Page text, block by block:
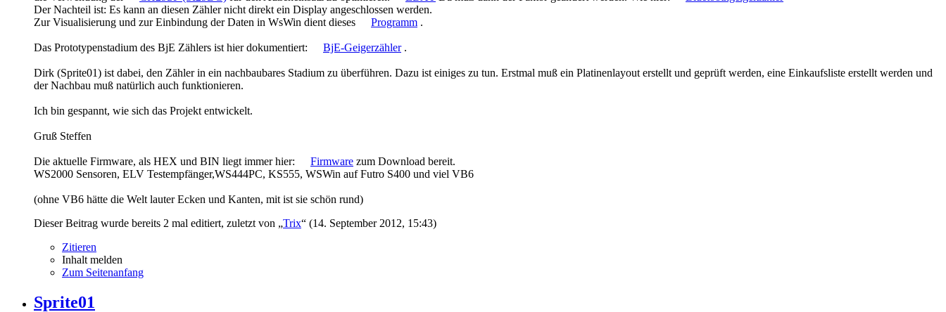
Der Nachteil ist: Es kann an diesen Zähler nicht direkt ein Display angeschlossen werden.
Zur Visualisierung und zur Einbindung der Daten in WsWin dient dieses
Programm .
Das Prototypenstadium des BjE Zählers ist hier dokumentiert: BjE-Geigerzähler.
Dirk (Sprite01) ist dabei, den Zähler in ein nachbaubares Stadium zu überführen. Dazu ist einiges zu tun. Erstmal muß ein Platinenlayout erstellt und geprüft werden, eine Einkaufsliste erstellt werden und
der Nachbau muß natürlich auch funktionieren.
Ich bin gespannt, wie sich das Projekt entwickelt.
Gruß Steffen
Die aktuelle Firmware, als HEX und BIN liegt immer hier: Firmware zum Download bereit.
WS2000 Sensoren, ELV Testempfänger,WS444PC, KS555, WSWin auf Futro S400 und viel VB6
(ohne VB6 hätte die Welt lauter Ecken und Kanten, mit ist sie schön rund)
Dieser Beitrag wurde bereits 2 mal editiert, zuletzt von „Trix“ (14. September 2012, 15:43)
Zitieren
Inhalt melden
Zum Seitenanfang
Sprite01